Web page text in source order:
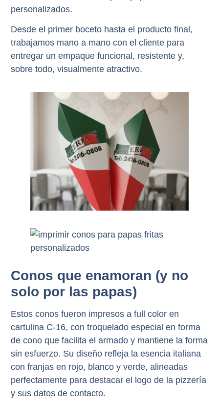
personalizados.
Desde el primer boceto hasta el producto final,
trabajamos mano a mano con el cliente para
entregar un empaque funcional, resistente y,
sobre todo, visualmente atractivo.
Conos que enamoran (y no
solo por las papas)
Estos conos fueron impresos a full color en
cartulina C-16, con troquelado especial en forma
de cono que facilita el armado y mantiene la forma
sin esfuerzo. Su diseño refleja la esencia italiana
con franjas en rojo, blanco y verde, alineadas
perfectamente para destacar el logo de la pizzería
y sus datos de contacto.